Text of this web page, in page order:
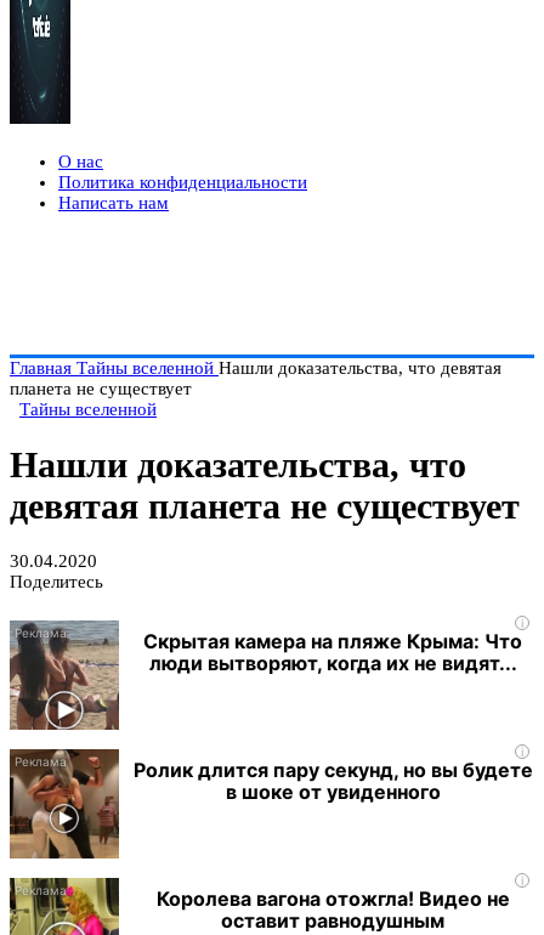
О нас
Политика конфиденциальности
Написать нам
Главная Тайны вселенной Нашли доказательства, что девятая
планета не существует
Тайны вселенной
Нашли доказательства, что
девятая планета не существует
30.04.2020
Поделитесь
i
Скрытая камера на пляже Крыма: Что
люди вытворяют, когда их не видят...
i
Ролик длится пару секунд, но вы будете
в шоке от увиденного
i
Королева вагона отожгла! Видео не
оставит равнодушным